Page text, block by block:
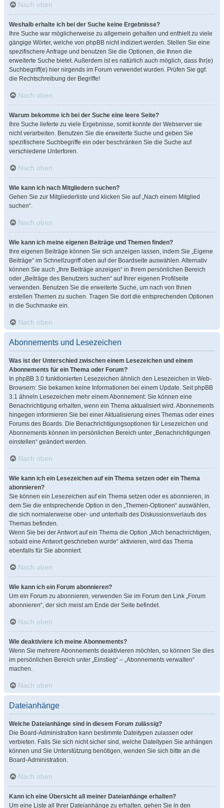
Nach oben
Weshalb erhalte ich bei der Suche keine Ergebnisse?
Ihre Suche war möglicherweise zu allgemein gehalten und enthielt zu viele
gängige Wörter, welche von phpBB nicht indiziert werden. Stellen Sie eine
spezifischere Anfrage und benutzen Sie die Optionen, die Ihnen die
erweiterte Suche bietet. Außerdem ist es natürlich auch möglich, dass Ihr(e)
Suchbegriff(e) hier nirgends im Forum verwendet wurden. Prüfen Sie ggf.
die Rechtschreibung der Begriffe!
Nach oben
Warum bekomme ich bei der Suche eine leere Seite?
Ihre Suche lieferte zu viele Ergebnisse, somit konnte der Webserver sie
nicht verarbeiten. Benutzen Sie die erweiterte Suche und geben Sie
spezifischere Suchbegriffe ein oder beschränken Sie die Suche auf
verschiedene Unterforen.
Nach oben
Wie kann ich nach Mitgliedern suchen?
Gehen Sie zur Mitgliederliste und klicken Sie auf „Nach einem Mitglied
suchen“.
Nach oben
Wie kann ich meine eigenen Beiträge und Themen finden?
Ihre eigenen Beiträge können Sie sich anzeigen lassen, indem Sie „Eigene
Beiträge“ im Schnellzugriff oben auf der Boardseite auswählen. Alternativ
können Sie auch „Ihre Beiträge anzeigen“ in Ihrem persönlichen Bereich
oder „Beiträge des Benutzers suchen“ auf Ihrer eigenen Profilseite
verwenden. Benutzen Sie die erweiterte Suche, um nach von Ihnen
erstellen Themen zu suchen. Tragen Sie dort die entsprechenden Optionen
in die Suchmaske ein.
Nach oben
Abonnements und Lesezeichen
Was ist der Unterschied zwischen einem Lesezeichen und einem
Abonnements für ein Thema oder Forum?
In phpBB 3.0 funktionierten Lesezeichen ähnlich den Lesezeichen in Web-
Browsern: Sie bekamen keine Informationen bei einem Update. Seit phpBB
3.1 ähneln Lesezeichen mehr einem Abonnement: Sie können eine
Benachrichtigung erhalten, wenn ein Thema aktualisiert wird. Abonnements
hingegen informieren Sie bei einer Aktualisierung eines Themas oder eines
Forums des Boards. Die Benachrichtigungsoptionen für Lesezeichen und
Abonnements können im persönlichen Bereich unter „Benachrichtigungen
einstellen“ geändert werden.
Nach oben
Wie kann ich ein Lesezeichen auf ein Thema setzen oder ein Thema
abonnieren?
Sie können ein Lesezeichen auf ein Thema setzen oder es abonnieren, in
dem Sie die entsprechende Option in den „Themen-Optionen“ auswählen,
die sich normalerweise ober- und unterhalb des Diskussionsverlaufs des
Themas befinden.
Wenn Sie bei der Antwort auf ein Thema die Option „Mich benachrichtigen,
sobald eine Antwort geschrieben wurde“ aktivieren, wird das Thema
ebenfalls für Sie abonniert.
Nach oben
Wie kann ich ein Forum abonnieren?
Um ein Forum zu abonnieren, verwenden Sie im Forum den Link „Forum
abonnieren“, der sich meist am Ende der Seite befindet.
Nach oben
Wie deaktiviere ich meine Abonnements?
Wenn Sie mehrere Abonnements deaktivieren möchten, so können Sie dies
im persönlichen Bereich unter „Einstieg“ – „Abonnements verwalten“
machen.
Nach oben
Dateianhänge
Welche Dateianhänge sind in diesem Forum zulässig?
Die Board-Administration kann bestimmte Dateitypen zulassen oder
verbieten. Falls Sie sich nicht sicher sind, welche Dateitypen Sie anhängen
können und Sie Unterstützung benötigen, wenden Sie sich bitte an die
Board-Administration.
Nach oben
Kann ich eine Übersicht all meiner Dateianhänge erhalten?
Um eine Liste all Ihrer Dateianhänge zu erhalten, gehen Sie in den